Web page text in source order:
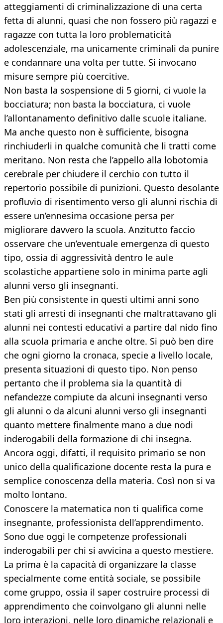
atteggiamenti di criminalizzazione di una certa
fetta di alunni, quasi che non fossero più ragazzi e
ragazze con tutta la loro problematicità
adolescenziale, ma unicamente criminali da punire
e condannare una volta per tutte. Si invocano
misure sempre più coercitive.
Non basta la sospensione di 5 giorni, ci vuole la
bocciatura; non basta la bocciatura, ci vuole
l’allontanamento definitivo dalle scuole italiane.
Ma anche questo non è sufficiente, bisogna
rinchiuderli in qualche comunità che li tratti come
meritano. Non resta che l’appello alla lobotomia
cerebrale per chiudere il cerchio con tutto il
repertorio possibile di punizioni. Questo desolante
profluvio di risentimento verso gli alunni rischia di
essere un’ennesima occasione persa per
migliorare davvero la scuola. Anzitutto faccio
osservare che un’eventuale emergenza di questo
tipo, ossia di aggressività dentro le aule
scolastiche appartiene solo in minima parte agli
alunni verso gli insegnanti.
Ben più consistente in questi ultimi anni sono
stati gli arresti di insegnanti che maltrattavano gli
alunni nei contesti educativi a partire dal nido fino
alla scuola primaria e anche oltre. Si può ben dire
che ogni giorno la cronaca, specie a livello locale,
presenta situazioni di questo tipo. Non penso
pertanto che il problema sia la quantità di
nefandezze compiute da alcuni insegnanti verso
gli alunni o da alcuni alunni verso gli insegnanti
quanto mettere finalmente mano a due nodi
inderogabili della formazione di chi insegna.
Ancora oggi, difatti, il requisito primario se non
unico della qualificazione docente resta la pura e
semplice conoscenza della materia. Così non si va
molto lontano.
Conoscere la matematica non ti qualifica come
insegnante, professionista dell’apprendimento.
Sono due oggi le competenze professionali
inderogabili per chi si avvicina a questo mestiere.
La prima è la capacità di organizzare la classe
specialmente come entità sociale, se possibile
come gruppo, ossia il saper costruire processi di
apprendimento che coinvolgano gli alunni nelle
loro interazioni, nelle loro dinamiche relazionali e